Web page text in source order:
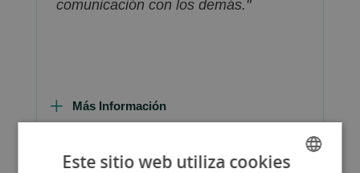
comunicación con los demás."
Más Información
Este sitio web utiliza cookies